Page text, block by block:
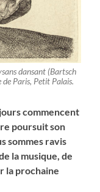
dansant (Bartsch
Paris, Petit Palais.
commencent
poursuit son
sommes ravis
la musique, de
la prochaine